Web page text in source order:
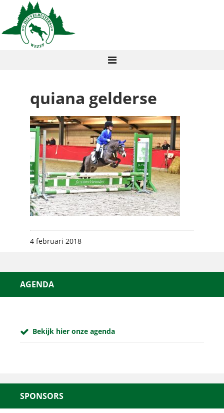
quiana gelderse
4 februari 2018
AGENDA
Bekijk hier onze agenda
SPONSORS